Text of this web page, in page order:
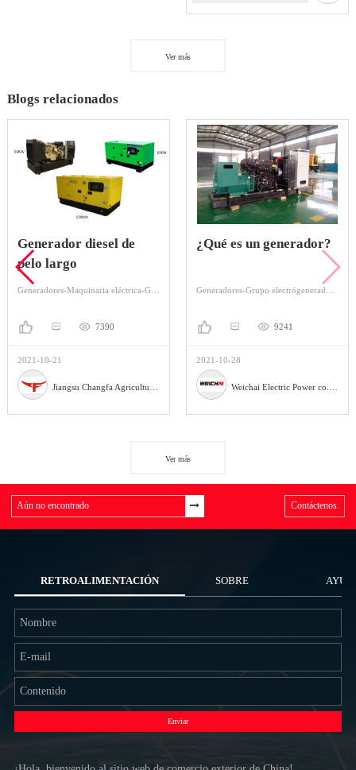
Ver más
Blogs relacionados
Generador diesel de
pelo largo
Generadores-Maquinaria eléctrica-Generador de gasolina
7390
2021-10-21
¿Qué es un generador?
9241
2021-10-28
Ver más
Contáctenos.
RETROALIMENTACIÓN SOBRE
NOSOTROS
Enviar